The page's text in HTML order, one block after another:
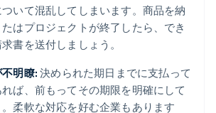
いて混乱してしまいます。商品を納
はプロジェクトが終了したら、でき
書を送付しましょう。
明瞭: 決められた期日までに支払って
ば、前もってその期限を明確にして
柔軟な対応を好む企業もあります